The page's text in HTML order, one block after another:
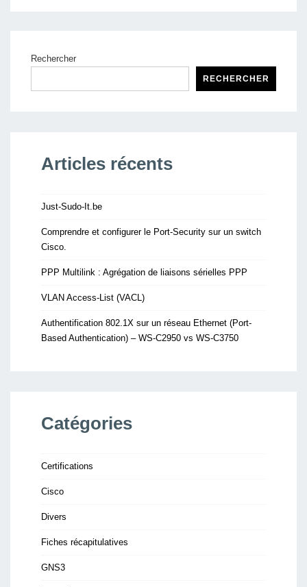
Rechercher
RECHERCHER
Articles récents
Just-Sudo-It.be
Comprendre et configurer le Port-Security sur un switch
Cisco.
PPP Multilink : Agrégation de liaisons sérielles PPP
VLAN Access-List (VACL)
Authentification 802.1X sur un réseau Ethernet (Port-
Based Authentication) – WS-C2950 vs WS-C3750
Catégories
Certifications
Cisco
Divers
Fiches récapitulatives
GNS3